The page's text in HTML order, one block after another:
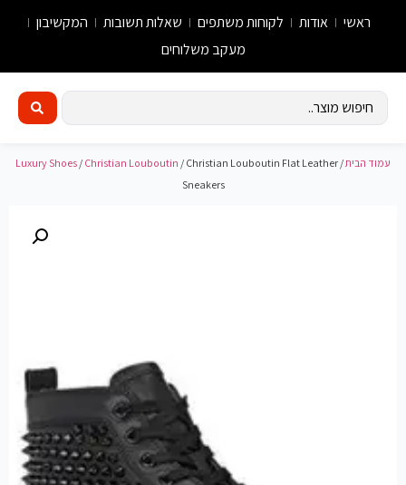
ראשי אודות לקוחות משתפים שאלות תשובות
המקשיבון
מעקב משלוחים
עמוד הבית/
Luxury Shoes / Christian Louboutin / Christian Louboutin Flat Leather
Sneakers